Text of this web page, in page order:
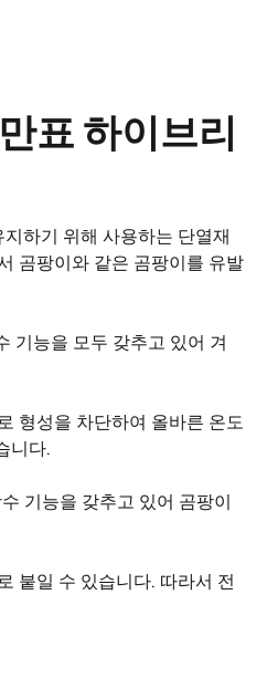
표 하이브리
하기 위해 사용하는 단열재
곰팡이와 같은 곰팡이를 유발
기능을 모두 갖추고 있어 겨
형성을 차단하여 올바른 온도
니다.
기능을 갖추고 있어 곰팡이
붙일 수 있습니다. 따라서 전